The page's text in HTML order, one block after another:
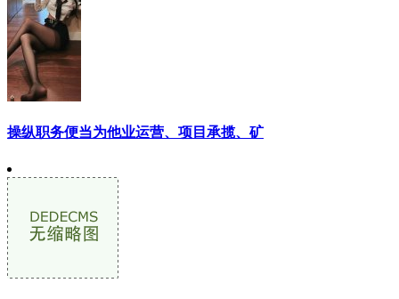
操纵职务便当为他业运营、项目承揽、矿